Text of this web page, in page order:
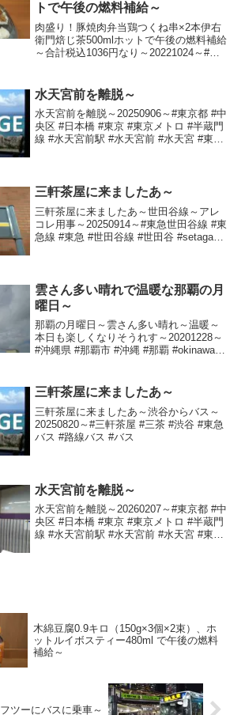
トで午後の燃料補給～
肉盛り！豚焼肉弁当鶏つくね串×2本伊右
衛門焙じ茶500mlホットで午後の燃料補給
～合計税込1036円なり～20221024～#肉
水天宮前を離脱～
水天宮前を離脱～20250906～#東京都 #中
央区 #日本橋 #東京 #東京メトロ #半蔵門
線 #水天宮前駅 #水天宮前 #水天宮 #東京
三軒茶屋に来ましたあ～
三軒茶屋に来ましたあ～世田谷線～アレ
コレ用事～20250914～#東急世田谷線 #東
急線 #東急 #世田谷線 #世田谷 #setagaya
雲さん多い晴れで温暖な那覇の月
曜日～
那覇の月曜日～雲さん多い晴れ～温暖～
本日も楽しくなりそうれす～20201228～
#沖縄県 #那覇市 #沖縄 #那覇 #okinawa
三軒茶屋に来ましたあ～
三軒茶屋に来ましたあ～渋谷からバス～
20250820～#三軒茶屋 #三茶 #渋谷 #東急
バス #路線バス #バス
水天宮前を離脱～
水天宮前を離脱～20260207～#東京都 #中
央区 #日本橋 #東京 #東京メトロ #半蔵門
線 #水天宮前駅 #水天宮前 #水天宮 #東京
木綿豆腐0.9キロ（150g×3個×2束）、ホ
ットルイボスティー480ml で午後の燃料
補給～
フツーにバスに乗車～